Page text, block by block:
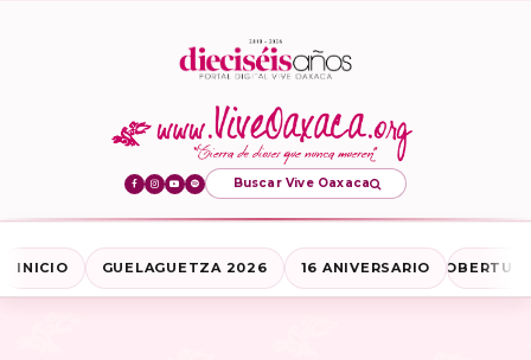
Buscar Vive Oaxaca
INICIO GUELAGUETZA 2026 16 ANIVERSARIO